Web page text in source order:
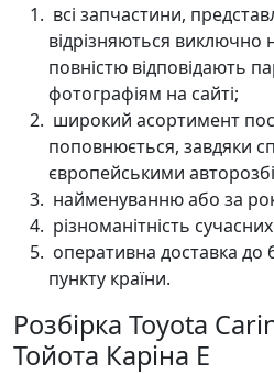
всі запчастини,
відрізняються виключно
повністю відповідають
фотографіям на сайті;
широкий асортимент
поповнюється, завдяки
європейськими
найменуванню або за
різноманітність
оперативна доставка до
пункту країни.
Розбірка Toyota
Тойота Каріна Е